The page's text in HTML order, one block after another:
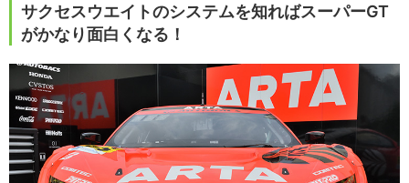
サクセスウエイトのシステムを知ればスーパーGT
がかなり面白くなる！